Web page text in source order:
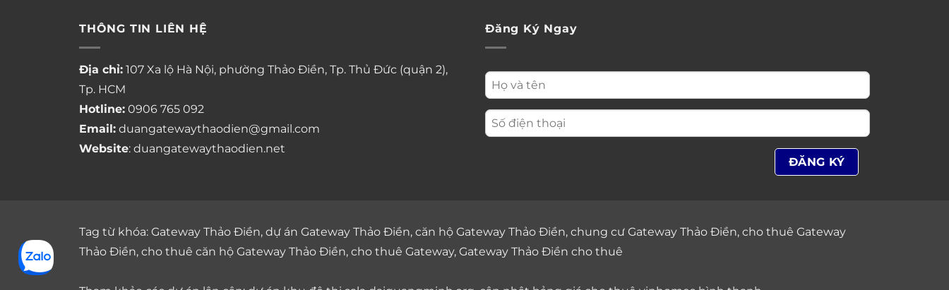
THÔNG TIN LIÊN HỆ
Địa chỉ: 107 Xa lộ Hà Nội, phường Thảo Điền, Tp. Thủ Đức (quận 2),
Tp. HCM
Hotline: 0906 765 092
Email: duangatewaythaodien@gmail.com
Website: duangatewaythaodien.net
Đăng Ký Ngay
Tag từ khóa: Gateway Thảo Điền, dự án Gateway Thảo Điền, căn hộ Gateway Thảo Điền, chung cư Gateway Thảo Điền, cho thuê Gateway
Thảo Điền, cho thuê căn hộ Gateway Thảo Điền, cho thuê Gateway, Gateway Thảo Điền cho thuê